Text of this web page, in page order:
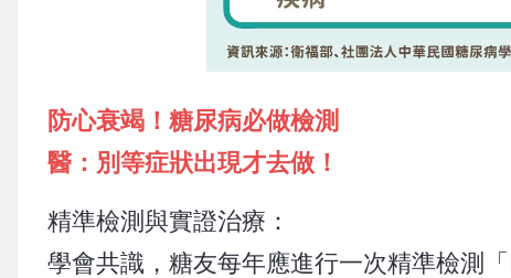
防心衰竭！糖尿病必做檢測
醫：別等症狀出現才去做！
精準檢測與實證治療：
學會共識，糖友每年應進行一次精準檢測